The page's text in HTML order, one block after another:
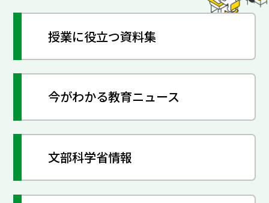
授業に役立つ資料集
今がわかる教育ニュース
文部科学省情報